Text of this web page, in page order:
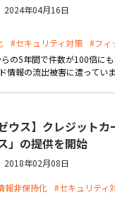
2024年04月16日
#セキュリティ対策 #フィ
の5年間で件数が100倍に
情報の流出被害に遭ってい
ゼウス】クレジット
」の提供を開始
2018年02月08日
報非保持化
#セキュリティ